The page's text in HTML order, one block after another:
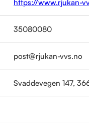
https://www.rjukan-
35080080
post@rjukan-vvs.no
Svaddevegen 147,